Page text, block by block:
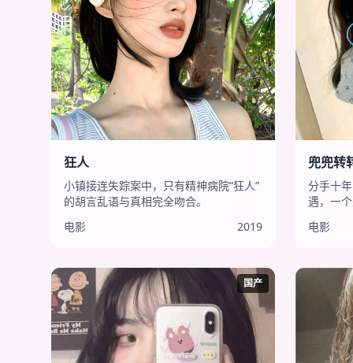
狂人
小镇接连失踪案中，只有精神病院“狂人”
的胡言乱语与真相完全吻合。
电影
2019
兜兜转
分手十
遇，一
电影
国产